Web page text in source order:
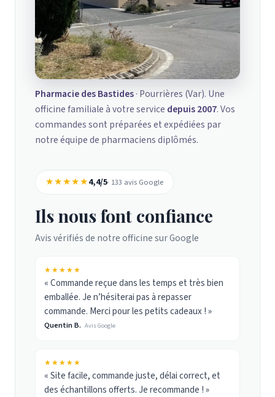
Pharmacie des Bastides· Pourrières (Var). Une
officine familiale à votre service depuis 2007. Vos
commandes sont préparées et expédiées par
notre équipe de pharmaciens diplômés.
★★★★★4,4/5· 133 avis Google
Ils nous font confiance
Avis vérifiés de notre officine sur Google
★★★★★
« Commande reçue dans les temps et très bien
emballée. Je n’hésiterai pas à repasser
commande. Merci pour les petits cadeaux ! »
Quentin B. Avis Google
★★★★★
« Site facile, commande juste, délai correct, et
des échantillons offerts. Je recommande ! »